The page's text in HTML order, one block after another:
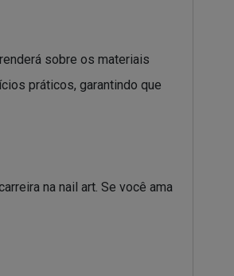
sobre os materiais
práticos, garantindo que
na nail art. Se você ama